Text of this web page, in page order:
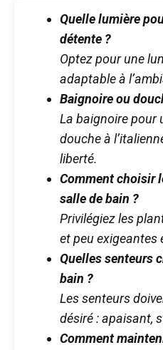
Quelle lumière
détente ?
Optez pour une
adaptable à
Baignoire ou
La baignoire pour
douche à
liberté.
Comment choisir
salle de bain ?
Privilégiez les
et peu exigeantes
Quelles senteurs
bain ?
Les senteurs
désiré : apaisant,
Comment